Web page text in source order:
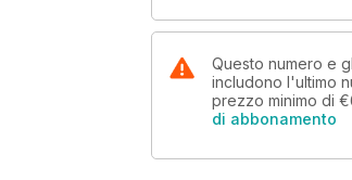
Questo numero e
includono l'ultimo
prezzo minimo di
di abbonamento